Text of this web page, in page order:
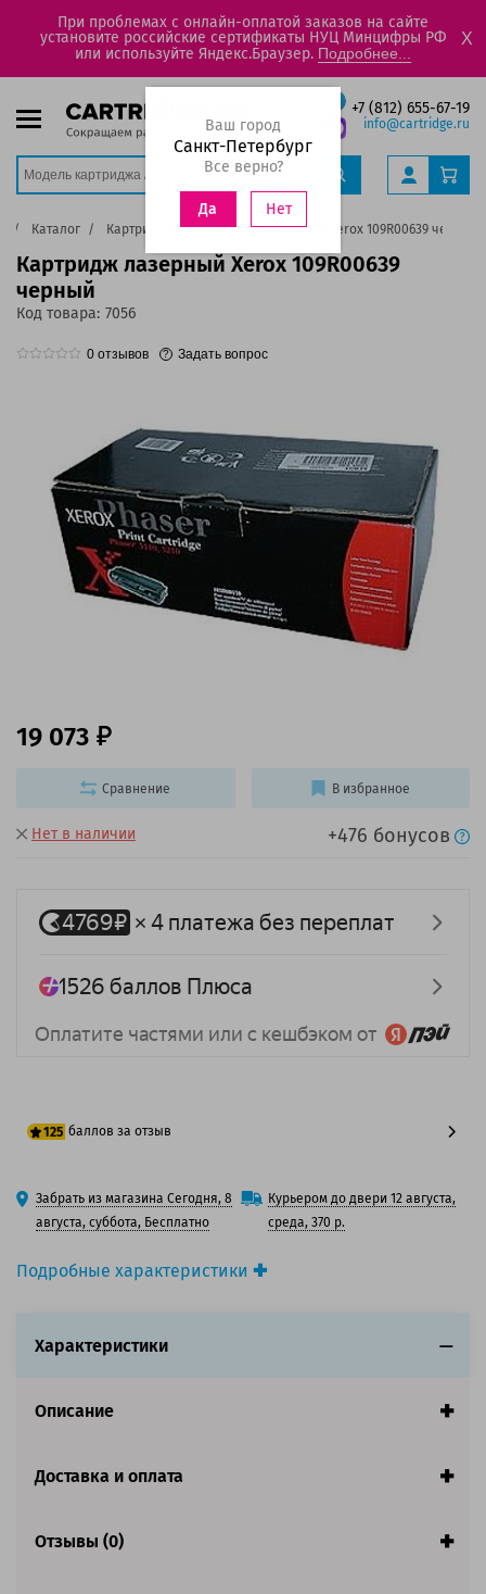
При проблемах с онлайн-оплатой заказов на сайте
установите российские сертификаты НУЦ Минцифры РФ
или используйте Яндекс.Браузер. Подробнее...
X
+7 (812) 655-67-19
info@cartridge.ru
Ваш город
Санкт-Петербург
Все верно?
Да Нет
Каталог Картриджи Картридж лазерный Xerox 109R00639 черный
Картридж лазерный Xerox 109R00639
черный
Код товара: 7056
0 отзывов Задать вопрос
Подробные характеристики
Вид товара:Картридж лазерный
Ресурс:3 000 страниц формата А4 при 5%
Совместим с аппаратами
Нет в наличии +476 бонусов
19 073
125 баллов за отзыв
100 баллов
125 баллов
Забрать из магазина Сегодня, 8
августа, суббота, Бесплатно
Курьером до двери 12 августа,
среда, 370 р.
Сравнение В избранное
Характеристики
Описание
Доставка и оплата
Отзывы (0)